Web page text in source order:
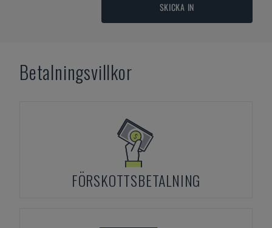
SKICKA IN
Betalningsvillkor
FÖRSKOTTSBETALNING